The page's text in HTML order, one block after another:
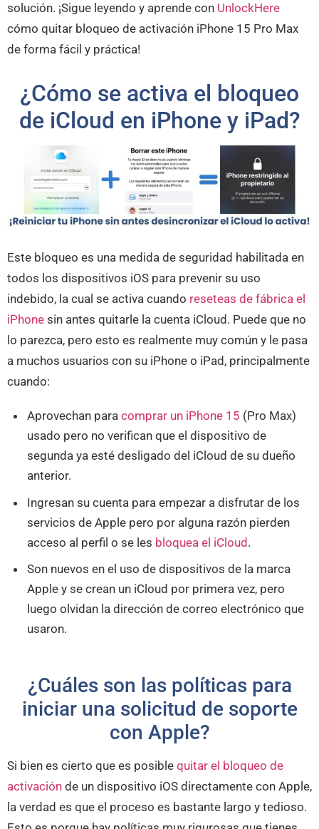
solución. ¡Sigue leyendo y aprende con UnlockHere
cómo quitar bloqueo de activación iPhone 15 Pro Max
de forma fácil y práctica!
¿Cómo se activa el bloqueo
de iCloud en iPhone y iPad?
Este bloqueo es una medida de seguridad habilitada en
todos los dispositivos iOS para prevenir su uso
indebido, la cual se activa cuando reseteas de fábrica el
iPhone sin antes quitarle la cuenta iCloud. Puede que no
lo parezca, pero esto es realmente muy común y le pasa
a muchos usuarios con su iPhone o iPad, principalmente
cuando:
Aprovechan paracomprar un iPhone 15 (Pro Max)
usado pero no verifican que el dispositivo de
segunda ya esté desligado del iCloud de su dueño
anterior.
Ingresan su cuenta para empezar a disfrutar de los
servicios de Apple pero por alguna razón pierden
acceso al perfil o se les bloquea el iCloud.
Son nuevos en el uso de dispositivos de la marca
Apple y se crean un iCloud por primera vez, pero
luego olvidan la dirección de correo electrónico que
usaron.
¿Cuáles son las políticas para
iniciar una solicitud de soporte
con Apple?
Si bien es cierto que es posible quitar el bloqueo de
activación de un dispositivo iOS directamente con Apple,
la verdad es que el proceso es bastante largo y tedioso.